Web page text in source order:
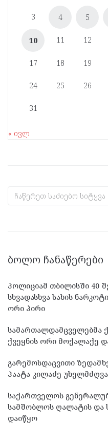
3 4 5
10 11 12
17 18 19
24 25 26
31
« ივლ
ᲑᲝᲚᲝ ᲩᲐᲜᲐᲬᲔᲠᲔᲑᲘ
პოლიციამ თბილისში 40
სხვადასხვა სახის
ორი პირი
სამართალდამცველებმა
ქვეყნის ორი მოქალაქე
გარემოსდაცვითი
პაატა კილაძე
საქართველოს
სამშობლოს ღალატის და
დაიწყო